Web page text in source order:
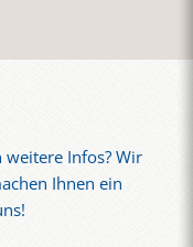
weitere Infos? Wir
Ihnen ein